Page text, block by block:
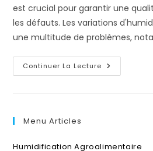
est crucial pour garantir une
les défauts. Les variations
une multitude de problèmes,
Continuer La Lecture
Dans
Menu Articles
Humidification Agroalimentaire